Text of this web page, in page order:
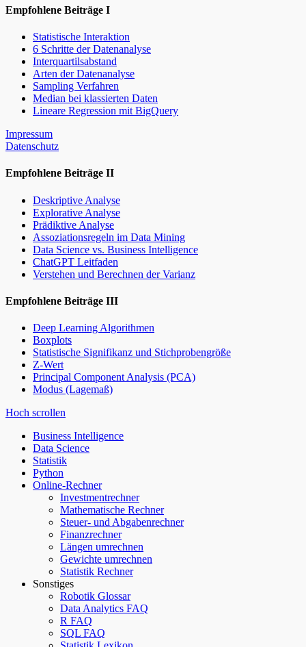
Empfohlene Beiträge I
Statistische Interaktion
6 Schritte der Datenanalyse
Interquartilsabstand
Arten der Datenanalyse
Sampling Verfahren
Median bei klassierten Daten
Lineare Regression mit BigQuery
Impressum
Datenschutz
Empfohlene Beiträge II
Deskriptive Analyse
Explorative Analyse
Prädiktive Analyse
Assoziationsregeln im Data Mining
Data Science vs. Business Intelligence
ChatGPT Leitfaden
Verstehen und Berechnen der Varianz
Empfohlene Beiträge III
Deep Learning Algorithmen
Boxplots
Statistische Signifikanz und Stichprobengröße
Z-Wert
Principal Component Analysis (PCA)
Modus (Lagemaß)
Hoch scrollen
Business Intelligence
Data Science
Statistik
Python
Online-Rechner
Investmentrechner
Mathematische Rechner
Steuer- und Abgabenrechner
Finanzrechner
Längen umrechnen
Gewichte umrechnen
Statistik Rechner
Sonstiges
Robotik Glossar
Data Analytics FAQ
R FAQ
SQL FAQ